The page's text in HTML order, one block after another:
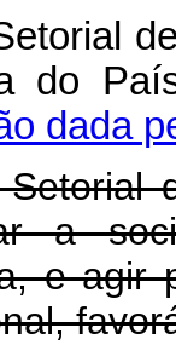
do
dada
a
e agir